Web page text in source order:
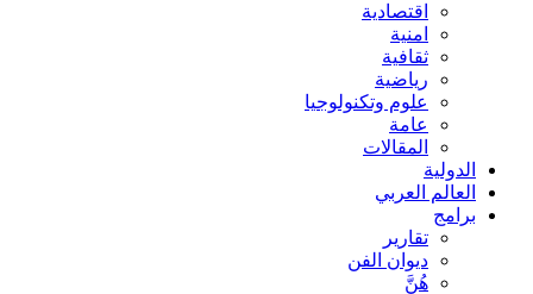
اقتصادية
امنية
ثقافية
رياضية
علوم وتكنولوجيا
عامة
المقالات
الدولية
العالم العربي
برامج
تقارير
ديوان الفن
هُنَّ